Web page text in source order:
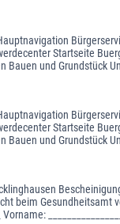
Startseite
Bauen und Grundstück
Startseite
Bauen und Grundstück
beim Gesundheitsamt